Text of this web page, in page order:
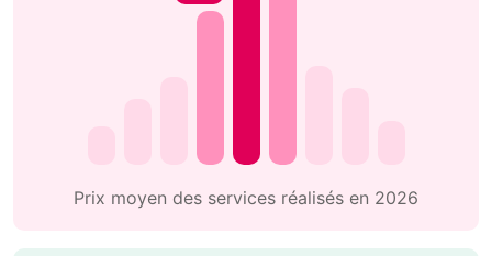
Prix moyen des services réalisés en 2026